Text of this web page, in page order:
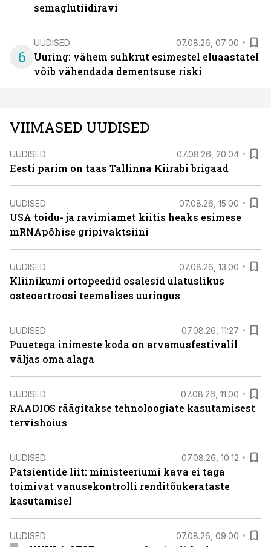
semaglutiidiravi
6
UUDISED 07.08.26, 07:00
Uuring: vähem suhkrut esimestel eluaastatel
võib vähendada dementsuse riski
VIIMASED UUDISED
UUDISED 07.08.26, 20:04
Eesti parim on taas Tallinna Kiirabi brigaad
UUDISED 07.08.26, 15:00
USA toidu- ja ravimiamet kiitis heaks esimese
mRNApõhise gripivaktsiini
UUDISED 07.08.26, 13:00
Kliinikumi ortopeedid osalesid ulatuslikus
osteoartroosi teemalises uuringus
UUDISED 07.08.26, 11:27
Puuetega inimeste koda on arvamusfestivalil
väljas oma alaga
UUDISED 07.08.26, 11:00
RAADIOS räägitakse tehnoloogiate kasutamisest
tervishoius
UUDISED 07.08.26, 10:12
Patsientide liit: ministeeriumi kava ei taga
toimivat vanusekontrolli renditõukerataste
kasutamisel
UUDISED 07.08.26, 09:00